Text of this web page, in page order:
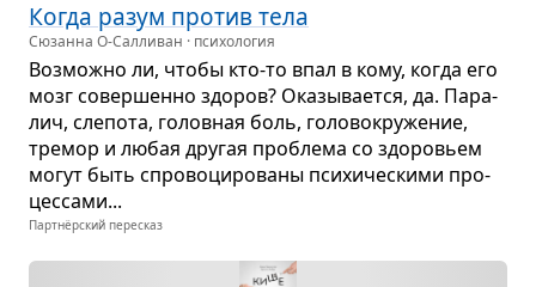
Когда разум про­тив тела
Сюзанна О-Салливан · психология
Воз­можно ли, чтобы кто-то впал в кому, когда его
мозг совер­шенно здо­ров? Ока­зы­ва­ется, да. Пара­
лич, сле­пота, голов­ная боль, голо­во­кру­же­ние,
тре­мор и любая дру­гая про­блема со здо­ро­вьем
могут быть спро­во­ци­ро­ваны пси­хи­че­скими про­
цес­сами...
Партнёрский пересказ